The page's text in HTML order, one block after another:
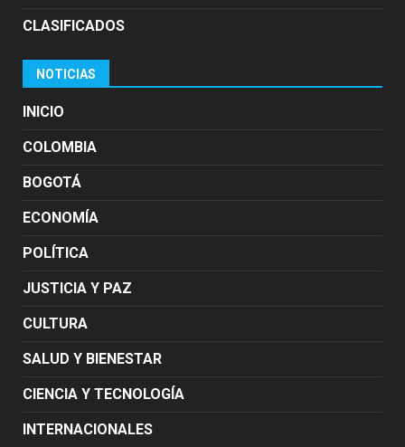
CLASIFICADOS
NOTICIAS
INICIO
COLOMBIA
BOGOTÁ
ECONOMÍA
POLÍTICA
JUSTICIA Y PAZ
CULTURA
SALUD Y BIENESTAR
CIENCIA Y TECNOLOGÍA
INTERNACIONALES